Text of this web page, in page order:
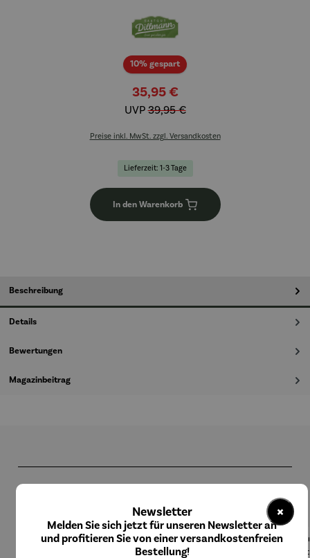
10% gespartRabatt
35,95 €
UVP39,95 €
Preise inkl. MwSt. zzgl. Versandkosten
Lieferzeit: 1-3 Tage
In den Warenkorb
Beschreibung
Details
Bewertungen
Magazinbeitrag
20% gespartRabatt8% gespart
×
Newsletter
Melden Sie sich jetzt für unseren Newsletter an
und profitieren Sie von einer versandkostenfreien
Bestellung!